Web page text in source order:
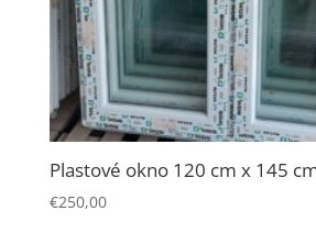
Plastové okno 120 cm x 145
€250,00